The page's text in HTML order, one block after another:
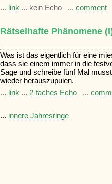
... link ... kein Echo ... comment
Rätselhafte Phänomene
Was ist das eigentlich für eine
dass sie einem immer in die
Sage und schreibe fünf Mal
wieder herauszupulen.
... link ... 2-faches Echo ...
... innere Jahresringe